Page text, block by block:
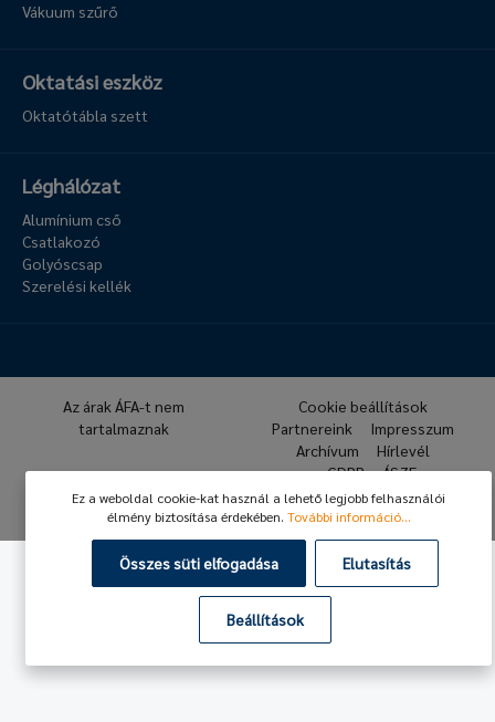
Vákuum szűrő
Oktatási eszköz
Oktatótábla szett
Léghálózat
Alumínium cső
Csatlakozó
Golyóscsap
Szerelési kellék
© 2026 Hafner Pneumatika
Az árak ÁFA-t nem
tartalmaznak
Cookie beállítások
Partnereink
Impresszum
Archívum
Hírlevél
GDPR
ÁSZF
Ez a weboldal cookie-kat használ a lehető legjobb felhasználói
élmény biztosítása érdekében. További információ...
Összes süti elfogadása Elutasítás
Beállítások